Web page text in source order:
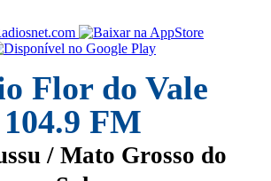
Flor do Vale
104.9 FM
/ Mato Grosso do